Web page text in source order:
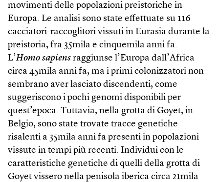
movimenti delle popolazioni preistoriche in
Europa. Le analisi sono state effettuate su 116
cacciatori-raccoglitori vissuti in Eurasia durante la
preistoria, fra 35mila e cinquemila anni fa.
L’Homo sapiens raggiunse l’Europa dall’Africa
circa 45mila anni fa, ma i primi colonizzatori non
sembrano aver lasciato discendenti, come
suggeriscono i pochi genomi disponibili per
quest’epoca. Tuttavia, nella grotta di Goyet, in
Belgio, sono state trovate tracce genetiche
risalenti a 35mila anni fa presenti in popolazioni
vissute in tempi più recenti. Individui con le
caratteristiche genetiche di quelli della grotta di
Goyet vissero nella penisola iberica circa 21mila